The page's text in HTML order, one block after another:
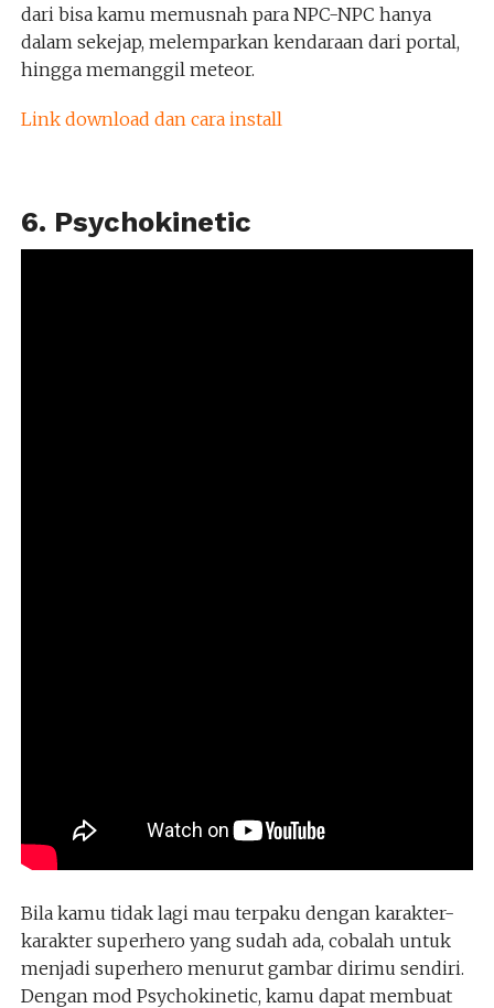
dari bisa kamu memusnah para NPC-NPC hanya
dalam sekejap, melemparkan kendaraan dari portal,
hingga memanggil meteor.
Link download dan cara install
6. Psychokinetic
Bila kamu tidak lagi mau terpaku dengan karakter-
karakter superhero yang sudah ada, cobalah untuk
menjadi superhero menurut gambar dirimu sendiri.
Dengan mod Psychokinetic, kamu dapat membuat